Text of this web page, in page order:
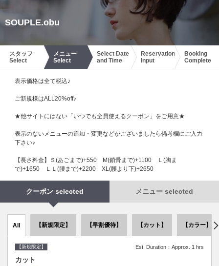
SOUPLE.obu
スタッフ
Select
メニュー
Select
Select Date
and Time
Reservation
Input
Booking
Complete
表示価格は全て税込♪
ご新規様はALL20%off♪
★他サイトにはない「いつでも全員使えるクーポン」をご用意★
表示のないメニューの追加・変更などがございましたら備考欄にご入力
下さい♪
【長さ料金】Ｓ(あごまで)+550 М(鎖骨まで)+1100 Ｌ(胸ま
で)+1650 ＬＬ(腰まで)+2200 XL(腰より下)+2650
クーポン selected メニュー selected
All 【新規限定】 【早割優待】 【カット】 【カラー】
【新規限定】 Est. Duration：Approx. 1 hrs
カット